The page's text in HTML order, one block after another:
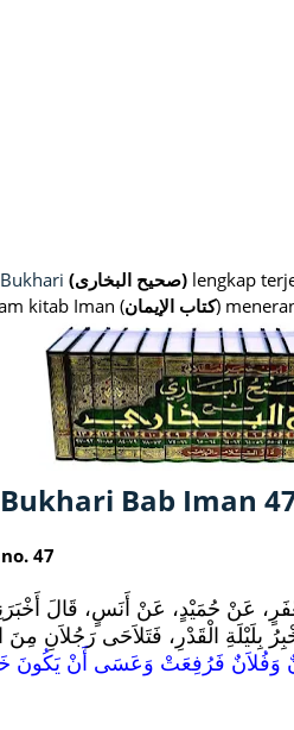
(صحيح البخارى) lengkap
kitab Iman (كتاب الإيمان)
Bab Iman
47
عَنْ حُمَيْدٍ، عَنْ أَنَسٍ، قَالَ
بِلَيْلَةِ الْقَدْرِ، فَتَلاَحَى رَجُلاَنِ
وَفُلاَنٌ فَرُفِعَتْ وَعَسَى أَنْ يَكُونَ